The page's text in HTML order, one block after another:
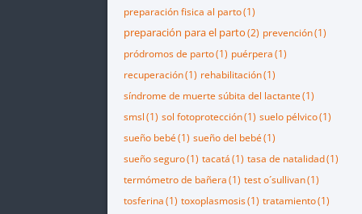
preparación fisica al parto(1)
preparación para el parto(2) prevención(1)
pródromos de parto(1) puérpera(1)
recuperación(1) rehabilitación(1)
síndrome de muerte súbita del lactante(1)
smsl(1) sol fotoprotección(1) suelo pélvico(1)
sueño bebé(1) sueño del bebé(1)
sueño seguro(1) tacatá(1) tasa de natalidad(1)
termómetro de bañera(1) test o´sullivan(1)
tosferina(1) toxoplasmosis(1) tratamiento(1)